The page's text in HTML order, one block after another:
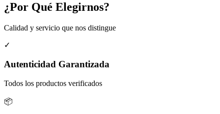
¿Por Qué Elegirnos?
Calidad y servicio que nos distingue
✓
Autenticidad Garantizada
Todos los productos verificados
📦